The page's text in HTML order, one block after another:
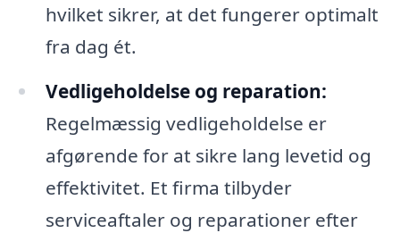
hvilket sikrer, at det fungerer optimalt
fra dag ét.
Vedligeholdelse og reparation:
Regelmæssig vedligeholdelse er
afgørende for at sikre lang levetid og
effektivitet. Et firma tilbyder
serviceaftaler og reparationer efter